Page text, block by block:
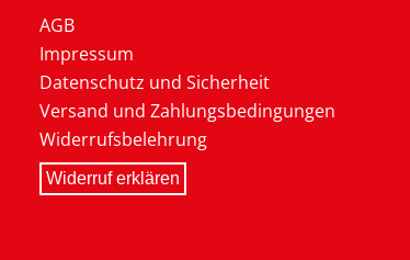
AGB
Impressum
Datenschutz und Sicherheit
Versand und Zahlungsbedingungen
Widerrufsbelehrung
Widerruf erklären